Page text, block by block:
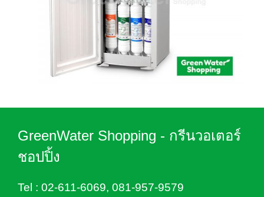
GreenWater Shopping - กรีนวอเตอร์
ชอปปิ้ง
Tel : 02-611-6069, 081-957-9579